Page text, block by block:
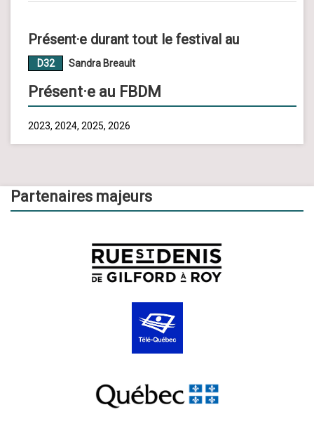
Présent·e durant tout le festival au
D32 Sandra Breault
Présent·e au FBDM
2023, 2024, 2025, 2026
Partenaires majeurs